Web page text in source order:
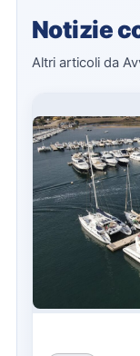
Notizie
Altri articoli da